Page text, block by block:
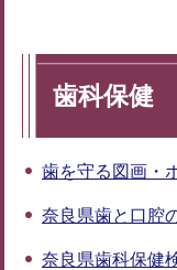
歯科保健
歯を守る図画・
奈良県歯と口腔
奈良県歯科保健